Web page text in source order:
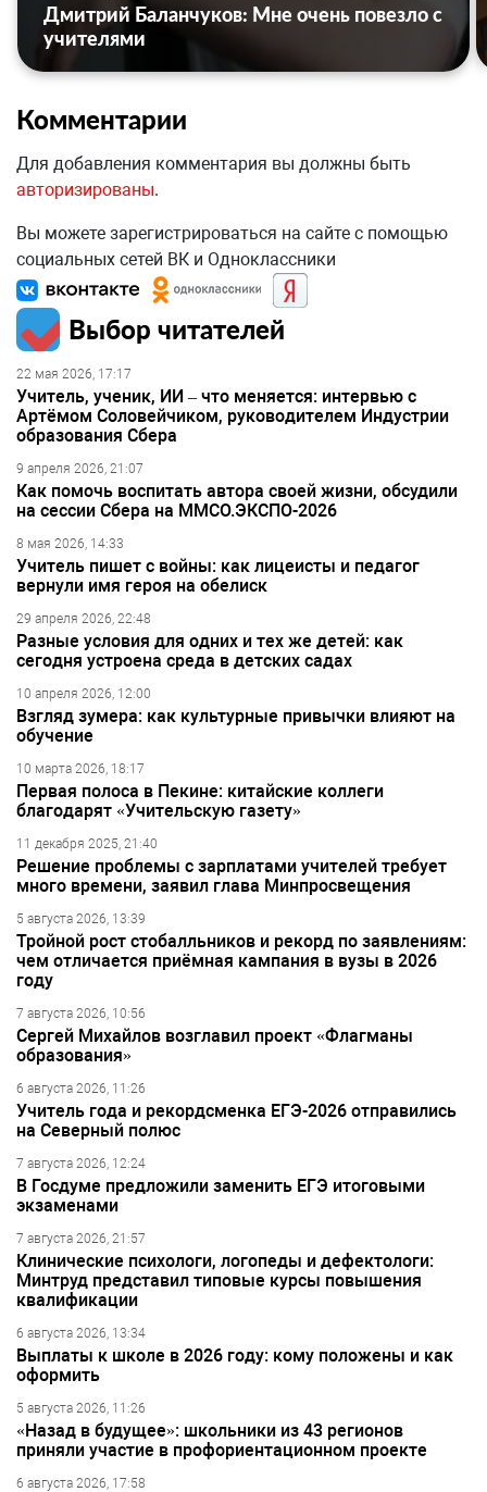
Дмитрий Баланчуков: Мне очень повезло с
учителями
Комментарии
Для добавления комментария вы должны быть
авторизированы.
Вы можете зарегистрироваться на сайте с помощью
социальных сетей ВК и Одноклассники
Выбор читателей
22 мая 2026, 17:17
Учитель, ученик, ИИ – что меняется: интервью с
Артёмом Соловейчиком, руководителем Индустрии
образования Сбера
9 апреля 2026, 21:07
Как помочь воспитать автора своей жизни, обсудили
на сессии Сбера на ММСО.ЭКСПО-2026
8 мая 2026, 14:33
Учитель пишет с войны: как лицеисты и педагог
вернули имя героя на обелиск
29 апреля 2026, 22:48
Разные условия для одних и тех же детей: как
сегодня устроена среда в детских садах
10 апреля 2026, 12:00
Взгляд зумера: как культурные привычки влияют на
обучение
10 марта 2026, 18:17
Первая полоса в Пекине: китайские коллеги
благодарят «Учительскую газету»
11 декабря 2025, 21:40
Решение проблемы с зарплатами учителей требует
много времени, заявил глава Минпросвещения
5 августа 2026, 13:39
Тройной рост стобалльников и рекорд по заявлениям:
чем отличается приёмная кампания в вузы в 2026
году
7 августа 2026, 10:56
Сергей Михайлов возглавил проект «Флагманы
образования»
6 августа 2026, 11:26
Учитель года и рекордсменка ЕГЭ-2026 отправились
на Северный полюс
7 августа 2026, 12:24
В Госдуме предложили заменить ЕГЭ итоговыми
экзаменами
7 августа 2026, 21:57
Клинические психологи, логопеды и дефектологи:
Минтруд представил типовые курсы повышения
квалификации
6 августа 2026, 13:34
Выплаты к школе в 2026 году: кому положены и как
оформить
5 августа 2026, 11:26
«Назад в будущее»: школьники из 43 регионов
приняли участие в профориентационном проекте
6 августа 2026, 17:58